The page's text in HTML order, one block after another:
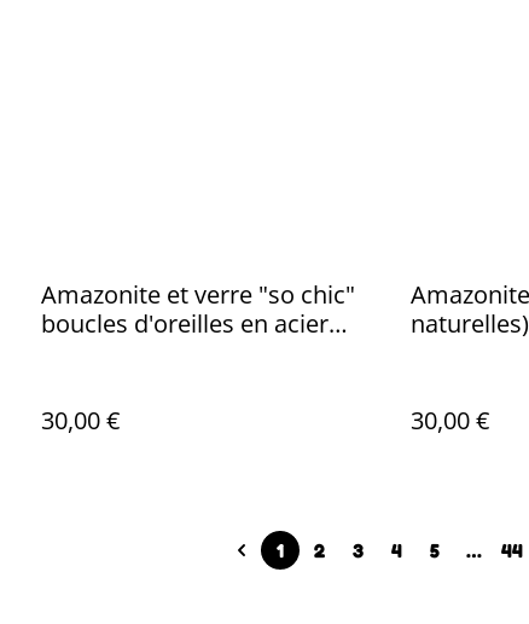
Amazonite et verre "so chic"
boucles d'oreilles en acier
30,00 €
30,00 €
1 2 3 4 5 … 44